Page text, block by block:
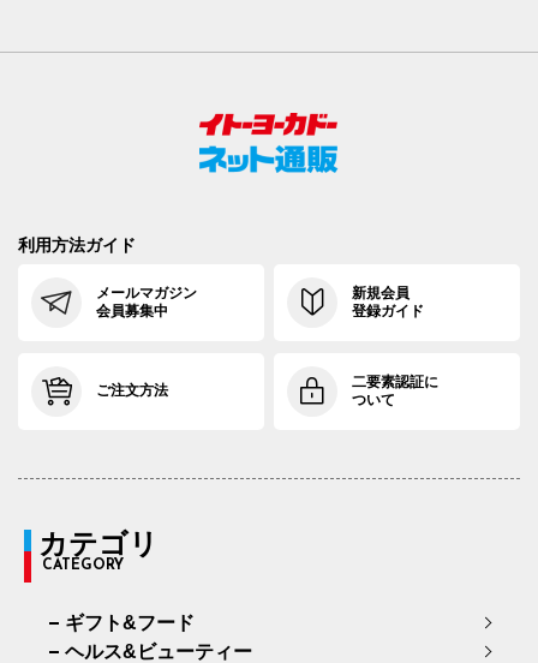
利用方法ガイド
メールマガジン
会員募集中
新規会員
登録ガイド
ご注文方法
二要素認証に
ついて
カテゴリ
CATEGORY
ギフト&フード
ヘルス&ビューティー